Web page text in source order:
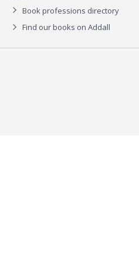
Book professions directory
Find our books on Addall